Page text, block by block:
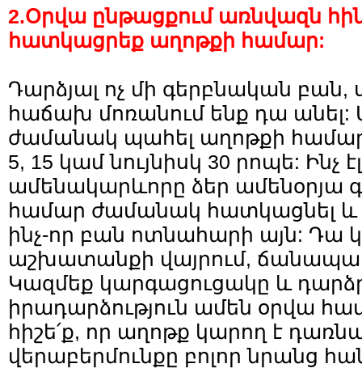
2.Օրվա ընթացքում առնվազն
հատկացրեք աղոթքի համար:
Դարձյալ ոչ մի գերբնական բան,
հաճախ մոռանում ենք դա անել:
ժամանակ պահել աղոթքի
5, 15 կամ նույնիսկ 30 րոպե: Ինչ
ամենակարևորը ձեր ամենօրյա
համար ժամանակ հատկացնել և
ինչ-որ բան ոտնահարի այն: Դա
աշխատանքի վայրում,
Կազմեք կարգացուցակը և
իրադարձություն ամեն օրվա
հիշե՛ք, որ աղոթք կարող է
վերաբերմունքը բոլոր նրանց